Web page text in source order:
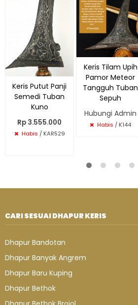
Keris Putut Panji
Semedi Tuban
Kuno
Rp 3.555.000
Habis / KAR529
Keris Tilam Upih
Pamor Meteor
Tangguh Tuban
Sepuh
Hubungi Admin
Habis / K144
CARI SESUAI DHAPUR KERIS
Dhapur Bandotan
Dhapur Banyak Angrem
Dhapur Baru Kuping
Dhapur Bethok